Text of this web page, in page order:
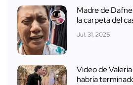
Madre de
la carpeta del
Jul. 31, 2026
Video de
habría